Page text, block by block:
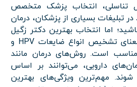
تناسلی، انتخاب پزشک متخصص
تبلیغات بسیاری از پزشکان، درمان
اما انتخاب بهترین دکتر زگیل
تناسلی در تبریز، به معنای تشخیص انواع ضایعات HPV و
است. روش‌های درمان مانند
دارویی، می‌توانند بر اساس
شوند. مهم‌ترین ویژگی‌های بهترین